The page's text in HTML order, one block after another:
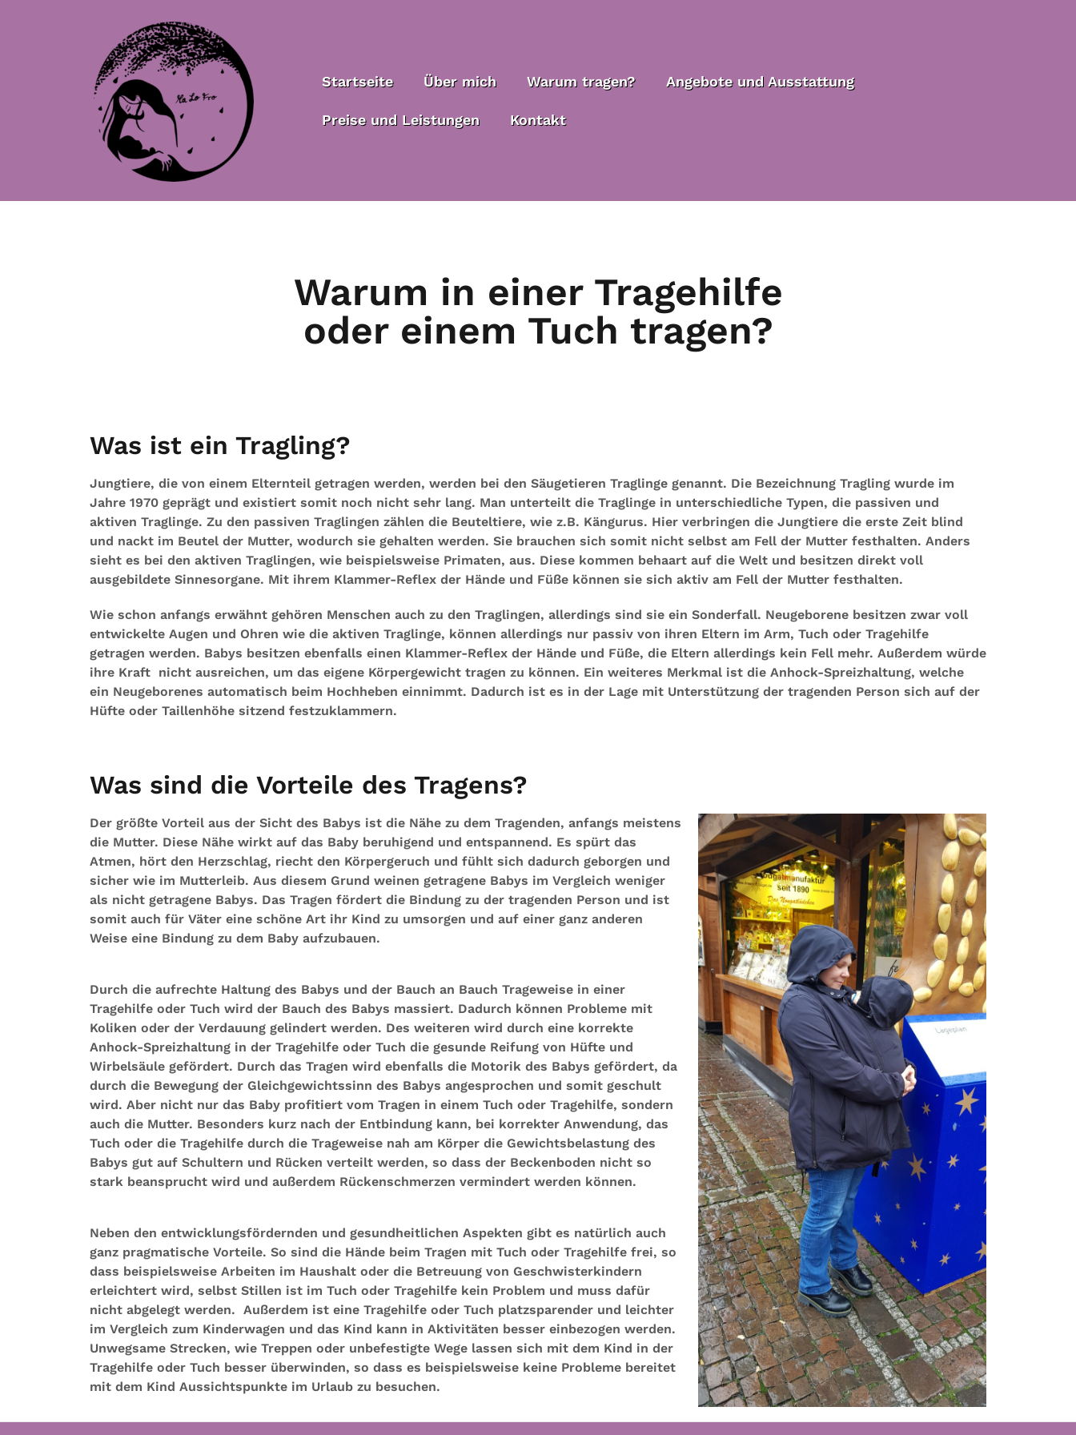
Startseite Über mich Warum tragen? Angebote und Ausstattung
Preise und Leistungen Kontakt
Warum in einer Tragehilfe
oder einem Tuch tragen?
Was ist ein Tragling?
Jungtiere, die von einem Elternteil getragen werden, werden bei den Säugetieren Traglinge genannt. Die Bezeichnung Tragling wurde im
Jahre 1970 geprägt und existiert somit noch nicht sehr lang. Man unterteilt die Traglinge in unterschiedliche Typen, die passiven und
aktiven Traglinge. Zu den passiven Traglingen zählen die Beuteltiere, wie z.B. Kängurus. Hier verbringen die Jungtiere die erste Zeit blind
und nackt im Beutel der Mutter, wodurch sie gehalten werden. Sie brauchen sich somit nicht selbst am Fell der Mutter festhalten. Anders
sieht es bei den aktiven Traglingen, wie beispielsweise Primaten, aus. Diese kommen behaart auf die Welt und besitzen direkt voll
ausgebildete Sinnesorgane. Mit ihrem Klammer-Reflex der Hände und Füße können sie sich aktiv am Fell der Mutter festhalten.
Wie schon anfangs erwähnt gehören Menschen auch zu den Traglingen, allerdings sind sie ein Sonderfall. Neugeborene besitzen zwar voll
entwickelte Augen und Ohren wie die aktiven Traglinge, können allerdings nur passiv von ihren Eltern im Arm, Tuch oder Tragehilfe
getragen werden. Babys besitzen ebenfalls einen Klammer-Reflex der Hände und Füße, die Eltern allerdings kein Fell mehr. Außerdem würde
ihre Kraft nicht ausreichen, um das eigene Körpergewicht tragen zu können. Ein weiteres Merkmal ist die Anhock-Spreizhaltung, welche
ein Neugeborenes automatisch beim Hochheben einnimmt. Dadurch ist es in der Lage mit Unterstützung der tragenden Person sich auf der
Hüfte oder Taillenhöhe sitzend festzuklammern.
Was sind die Vorteile des Tragens?
Der größte Vorteil aus der Sicht des Babys ist die Nähe zu dem Tragenden, anfangs meistens
die Mutter. Diese Nähe wirkt auf das Baby beruhigend und entspannend. Es spürt das
Atmen, hört den Herzschlag, riecht den Körpergeruch und fühlt sich dadurch geborgen und
sicher wie im Mutterleib. Aus diesem Grund weinen getragene Babys im Vergleich weniger
als nicht getragene Babys. Das Tragen fördert die Bindung zu der tragenden Person und ist
somit auch für Väter eine schöne Art ihr Kind zu umsorgen und auf einer ganz anderen
Weise eine Bindung zu dem Baby aufzubauen.
Durch die aufrechte Haltung des Babys und der Bauch an Bauch Trageweise in einer
Tragehilfe oder Tuch wird der Bauch des Babys massiert. Dadurch können Probleme mit
Koliken oder der Verdauung gelindert werden. Des weiteren wird durch eine korrekte
Anhock-Spreizhaltung in der Tragehilfe oder Tuch die gesunde Reifung von Hüfte und
Wirbelsäule gefördert. Durch das Tragen wird ebenfalls die Motorik des Babys gefördert, da
durch die Bewegung der Gleichgewichtssinn des Babys angesprochen und somit geschult
wird. Aber nicht nur das Baby profitiert vom Tragen in einem Tuch oder Tragehilfe, sondern
auch die Mutter. Besonders kurz nach der Entbindung kann, bei korrekter Anwendung, das
Tuch oder die Tragehilfe durch die Trageweise nah am Körper die Gewichtsbelastung des
Babys gut auf Schultern und Rücken verteilt werden, so dass der Beckenboden nicht so
stark beansprucht wird und außerdem Rückenschmerzen vermindert werden können.
Neben den entwicklungsfördernden und gesundheitlichen Aspekten gibt es natürlich auch
ganz pragmatische Vorteile. So sind die Hände beim Tragen mit Tuch oder Tragehilfe frei, so
dass beispielsweise Arbeiten im Haushalt oder die Betreuung von Geschwisterkindern
erleichtert wird, selbst Stillen ist im Tuch oder Tragehilfe kein Problem und muss dafür
nicht abgelegt werden. Außerdem ist eine Tragehilfe oder Tuch platzsparender und leichter
im Vergleich zum Kinderwagen und das Kind kann in Aktivitäten besser einbezogen werden.
Unwegsame Strecken, wie Treppen oder unbefestigte Wege lassen sich mit dem Kind in der
Tragehilfe oder Tuch besser überwinden, so dass es beispielsweise keine Probleme bereitet
mit dem Kind Aussichtspunkte im Urlaub zu besuchen.